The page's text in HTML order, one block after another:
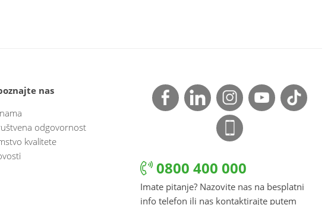
nas
odgovornost
kvalitete
0800 400 000
Imate pitanje? Nazovite nas na besplatni
info telefon ili nas kontaktirajte putem